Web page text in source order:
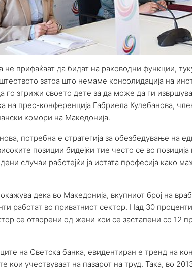
не прифаќаат да бидат на раководни функции,
затоа што немаме консолидација на
го згрижи своето дете за да може да ги
на прес-конференција Габриела Кулебанова,
комори на Македонија.
потребна е стратегија за обезбедување на
позиции бидејќи тие често се во
случаи работејќи ја истата професија како
дека во Македонија, вкупниот број на
работат во приватниот сектор. Над 30
се отворени од жени кои се застапени со 12
на Светска банка, евидентиран е тренд на
кои учествуваат на пазарот на труд. Така, во